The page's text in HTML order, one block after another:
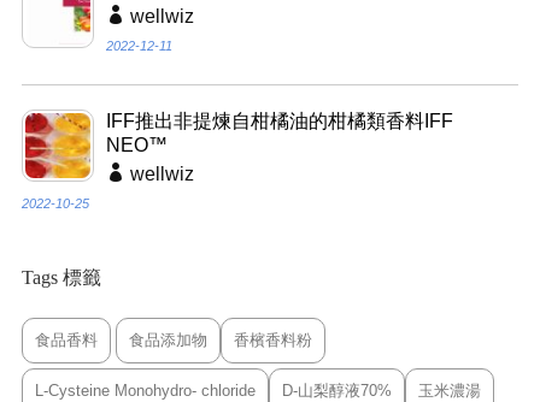
wellwiz
2022-12-11
IFF推出非提煉自柑橘油的柑橘類香料IFF
NEO™
wellwiz
2022-10-25
Tags 標籤
食品香料 食品添加物 香檳香料粉
L-Cysteine Monohydro- chloride D-山梨醇液70% 玉米濃湯